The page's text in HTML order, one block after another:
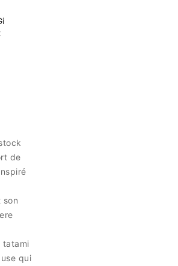
de
son
tatami
qui